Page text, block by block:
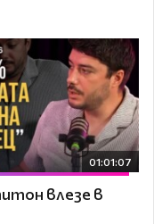
01:01:07
влезе в